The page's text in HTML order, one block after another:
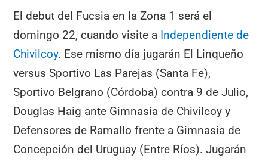
El debut del Fucsia en la Zona 1 será el
domingo 22, cuando visite a Independiente de
Chivilcoy. Ese mismo día jugarán El Linqueño
versus Sportivo Las Parejas (Santa Fe),
Sportivo Belgrano (Córdoba) contra 9 de Julio,
Douglas Haig ante Gimnasia de Chivilcoy y
Defensores de Ramallo frente a Gimnasia de
Concepción del Uruguay (Entre Ríos). Jugarán